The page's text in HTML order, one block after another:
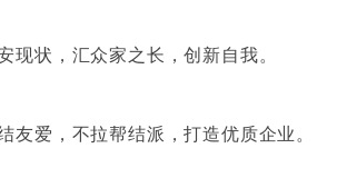
现状，汇众家之长，创新自我。
友爱，不拉帮结派，打造优质企业。